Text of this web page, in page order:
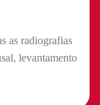
as radiografias
levantamento